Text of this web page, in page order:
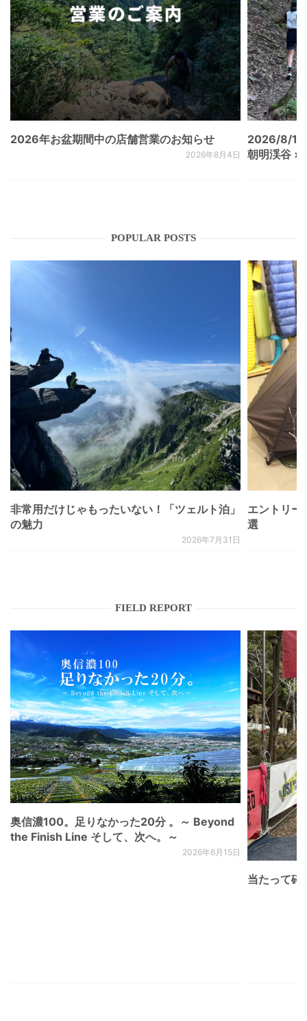
2026年お盆期間中の店舗営業のお知らせ
2026年8月4日
2026/8/
朝明渓谷 ×
POPULAR POSTS
非常用だけじゃもったいない！「ツェルト泊」
の魅力
2026年7月31日
エントリー
選
FIELD REPORT
奥信濃100。足りなかった20分 。～ Beyond
the Finish Line そして、次へ。～
2026年6月15日
当たって砕